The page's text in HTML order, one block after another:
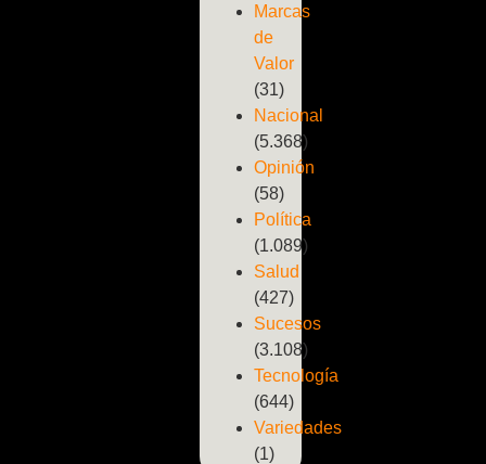
Marcas
de
Valor
(31)
Nacional
(5.368)
Opinión
(58)
Política
(1.089)
Salud
(427)
Sucesos
(3.108)
Tecnología
(644)
Variedades
(1)